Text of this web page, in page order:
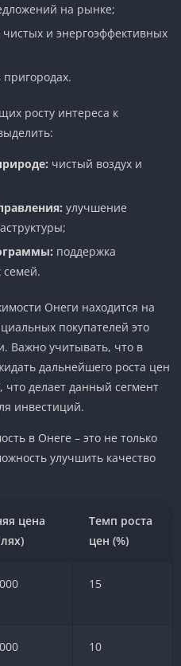
на рынке;
чистых и энергоэффективных
росту интереса к
чистый воздух и
улучшение
поддержка
семей.
Онеги находится на
покупателей это
Важно учитывать, что в
дальнейшего роста цен
делает данный сегмент
инвестиций.
в Онеге – это не только
улучшить качество
цена
Темп роста
цен (%)
15
10